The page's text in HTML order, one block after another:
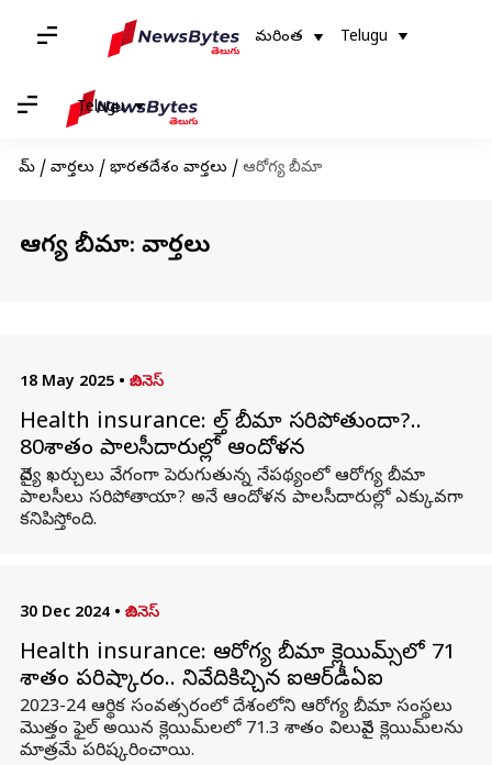
మరింత Telugu
Telugu
హోమ్ / వార్తలు / భారతదేశం వార్తలు / ఆరోగ్య బీమా
ఆరోగ్య బీమా: వార్తలు
18 May 2025 • బిజినెస్
Health insurance: హెల్త్‌ బీమా సరిపోతుందా?..
80శాతం పాలసీదారుల్లో ఆందోళన
వైద్య ఖర్చులు వేగంగా పెరుగుతున్న నేపథ్యంలో ఆరోగ్య బీమా
పాలసీలు సరిపోతాయా? అనే ఆందోళన పాలసీదారుల్లో ఎక్కువగా
కనిపిస్తోంది.
30 Dec 2024 • బిజినెస్
Health insurance: ఆరోగ్య బీమా క్లెయిమ్స్‌లో 71
శాతం పరిష్కారం.. నివేదికిచ్చిన ఐఆర్‌డీఏఐ
2023-24 ఆర్థిక సంవత్సరంలో దేశంలోని ఆరోగ్య బీమా సంస్థలు
మొత్తం ఫైల్ అయిన క్లెయిమ్‌లలో 71.3 శాతం విలువైన క్లెయిమ్‌లను
మాత్రమే పరిష్కరించాయి.